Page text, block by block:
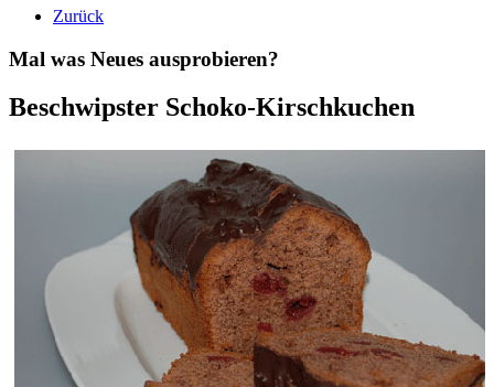
Zurück
Mal was Neues ausprobieren?
Beschwipster Schoko-Kirschkuchen